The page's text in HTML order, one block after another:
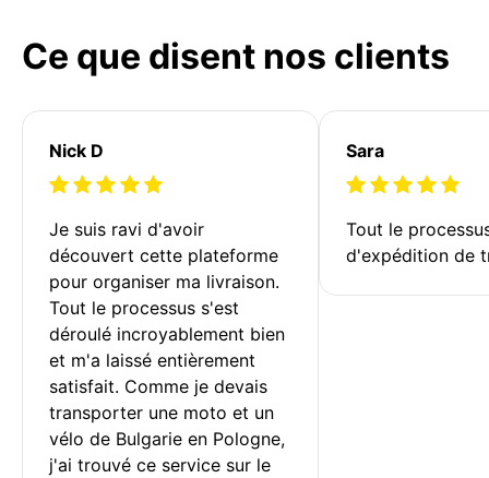
Ce que disent nos clients
Nick D
Je suis ravi d'avoir
découvert cette plateforme
pour organiser ma livraison.
Tout le processus s'est
déroulé incroyablement bien
et m'a laissé entièrement
satisfait. Comme je devais
transporter une moto et un
vélo de Bulgarie en Pologne,
j'ai trouvé ce service sur le
Sara
Tout le
d'expédition de